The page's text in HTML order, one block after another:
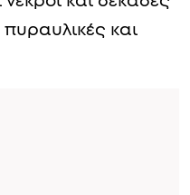
και